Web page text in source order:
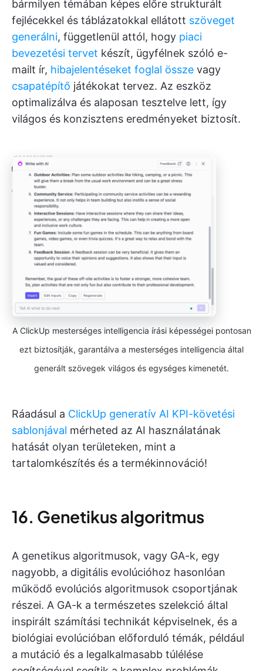
bármilyen témában képes előre strukturált
fejlécekkel és táblázatokkal ellátott szöveget
generálni, függetlenül attól, hogy piaci
bevezetési tervet készít, ügyfélnek szóló e-
mailt ír, hibajelentéseket foglal össze vagy
csapatépítő játékokat tervez. Az eszköz
optimalizálva és alaposan tesztelve lett, így
világos és konzisztens eredményeket biztosít.
A ClickUp mesterséges intelligencia írási képességei pontosan
ezt biztosítják, garantálva a mesterséges intelligencia által
generált szövegek világos és egységes kimenetét.
Ráadásul a ClickUp generatív AI KPI-követési
sablonjával mérheted az AI használatának
hatását olyan területeken, mint a
tartalomkészítés és a termékinnováció!
16. Genetikus algoritmus
A genetikus algoritmusok, vagy GA-k, egy
nagyobb, a digitális evolúcióhoz hasonlóan
működő evolúciós algoritmusok csoportjának
részei. A GA-k a természetes szelekció által
inspirált számítási technikát képviselnek, és a
biológiai evolúcióban előforduló témák, például
a mutáció és a legalkalmasabb túlélése